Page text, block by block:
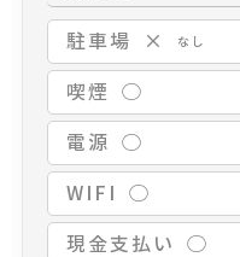
駐車場 × なし
喫煙 ◯
電源 ◯
WIFI ◯
現金支払い ◯